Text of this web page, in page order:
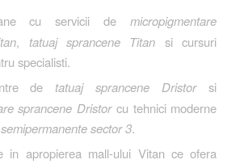
cu servicii demicropigmentare
, tatuaj sprancene Titan si cursuri
specialisti.
de tatuaj sprancene Dristorsi
sprancene Dristorcu tehnici moderne
sector 3.
in apropierea mall-ului Vitan ce ofera